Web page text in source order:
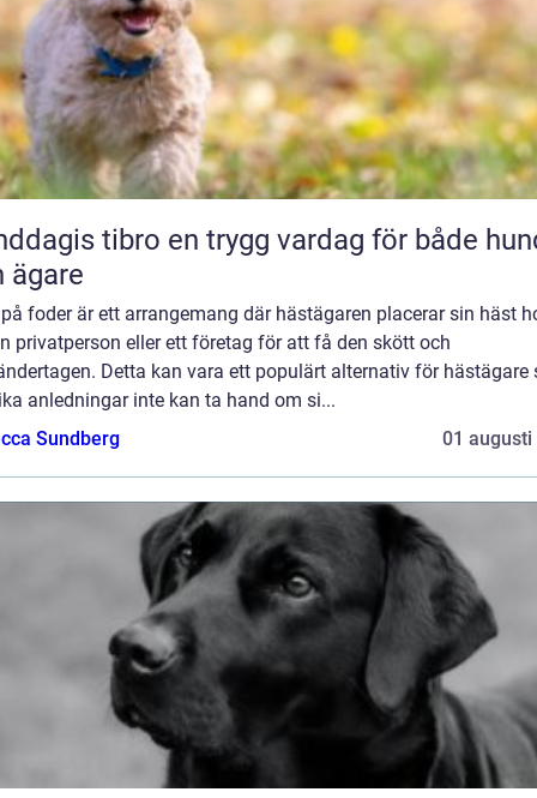
en trygg vardag för både hund
ägare
foder är ett arrangemang där hästägaren placerar sin häst
privatperson eller ett företag för att få den skött och
Detta kan vara ett populärt alternativ för hästägare
anledningar inte kan ta hand om si...
Sundberg
01 augusti